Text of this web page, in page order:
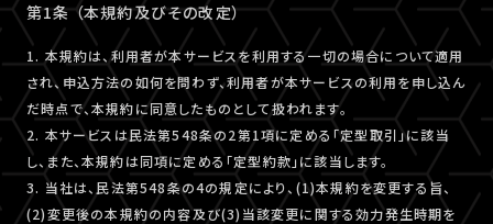
第1条 （本規約及びその改定）
1. 本規約は、利用者が本サービスを利用する一切の場合について適用
され、申込方法の如何を問わず、利用者が本サービスの利用を申し込ん
だ時点で、本規約に同意したものとして扱われます。
2. 本サービスは民法第548条の2第1項に定める「定型取引」に該当
し、また、本規約は同項に定める「定型約款」に該当します。
3. 当社は、民法第548条の4の規定により、(1)本規約を変更する旨、
(2)変更後の本規約の内容及び(3)当該変更に関する効力発生時期を